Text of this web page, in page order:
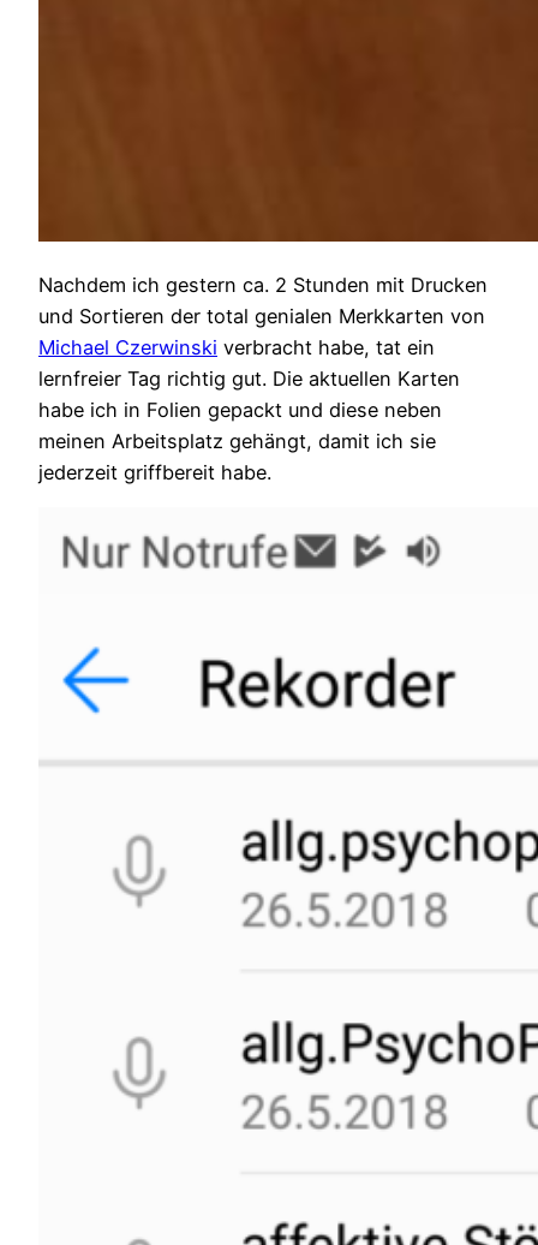
Nachdem ich gestern ca. 2 Stunden mit Drucken
und Sortieren der total genialen Merkkarten von
Michael Czerwinski verbracht habe, tat ein
lernfreier Tag richtig gut. Die aktuellen Karten
habe ich in Folien gepackt und diese neben
meinen Arbeitsplatz gehängt, damit ich sie
jederzeit griffbereit habe.